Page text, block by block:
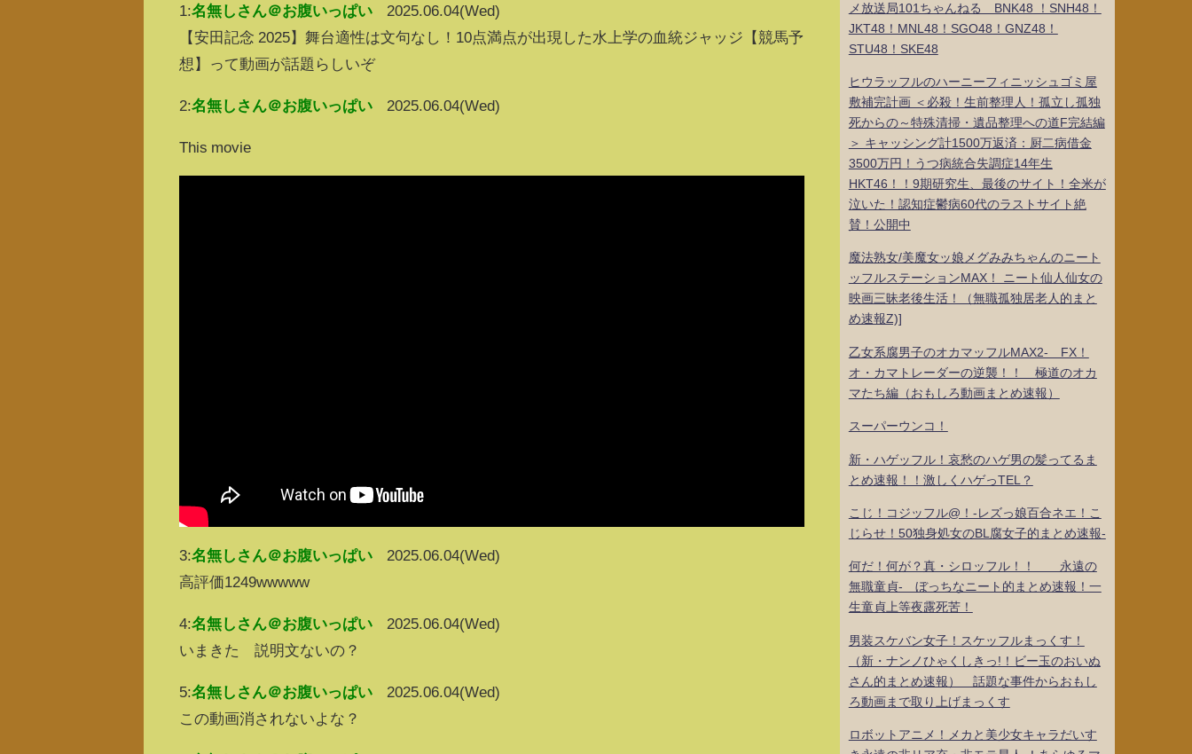
1:名無しさん＠お腹いっぱい
2025.06.04(Wed)
【安田記念 2025】舞台適性は文句なし！10点満点が出現した水上学の血統ジャッジ【競馬予
想】って動画が話題らしいぞ
2:名無しさん＠お腹いっぱい 2025.06.04(Wed)
This movie
3:名無しさん＠お腹いっぱい
2025.06.04(Wed)
高評価1249wwwww
4:名無しさん＠お腹いっぱい
2025.06.04(Wed)
いまきた 説明文ないの？
5:名無しさん＠お腹いっぱい
2025.06.04(Wed)
この動画消されないよな？
メ放送局101ちゃんねる BNK48 ！SNH48！
JKT48！MNL48！SGO48！GNZ48！
STU48！SKE48
ヒウラッフルのハーニーフィニッシュゴミ屋
敷補完計画 ＜必殺！生前整理人！孤立し孤独
死からの～特殊清掃・遺品整理への道F完結編
＞ キャッシング計1500万返済：厨二病借金
3500万円！うつ病統合失調症14年生
HKT46！！9期研究生、最後のサイト！全米が
泣いた！認知症鬱病60代のラストサイト絶
賛！公開中
魔法熟女/美魔女ッ娘メグみみちゃんのニート
ッフルステーションMAX！ ニート仙人仙女の
映画三昧老後生活！（無職孤独居老人的まと
め速報Z)]
乙女系腐男子のオカマッフルMAX2- FX！
オ・カマトレーダーの逆襲！！ 極道のオカ
マたち編（おもしろ動画まとめ速報）
スーパーウンコ！
新・ハゲッフル！哀愁のハゲ男の髪ってるま
とめ速報！！激しくハゲっTEL？
こじ！コジッフル@！-レズっ娘百合ネエ！こ
じらせ！50独身処女のBL腐女子的まとめ速報-
何だ！何が？真・シロッフル！！ 永遠の
無職童貞- ぼっちなニート的まとめ速報！一
生童貞上等夜露死苦！
男装スケバン女子！スケッフルまっくす！
（新・ナンノひゃくしきっ!！ビー玉のおいぬ
さん的まとめ速報） 話題な事件からおもし
ろ動画まで取り上げまっくす
ロボットアニメ！メカと美少女キャラだいす